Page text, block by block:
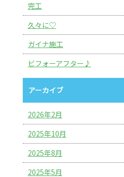
完工
久々に♡
ガイナ施工
ビフォーアフター♪
アーカイブ
2026年2月
2025年10月
2025年8月
2025年5月